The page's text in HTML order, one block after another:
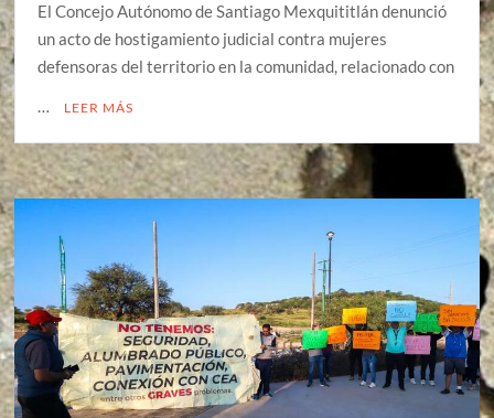
El Concejo Autónomo de Santiago Mexquititlán denunció
un acto de hostigamiento judicial contra mujeres
defensoras del territorio en la comunidad, relacionado con
…
LEER MÁS